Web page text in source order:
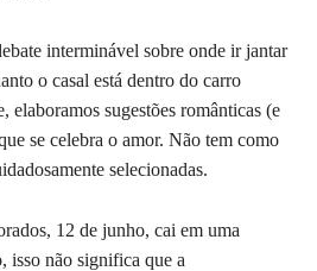
interminável sobre onde ir jantar
o casal está dentro do carro
elaboramos sugestões românticas (e
se celebra o amor. Não tem como
selecionadas.
12 de junho, cai em uma
isso não significa que a